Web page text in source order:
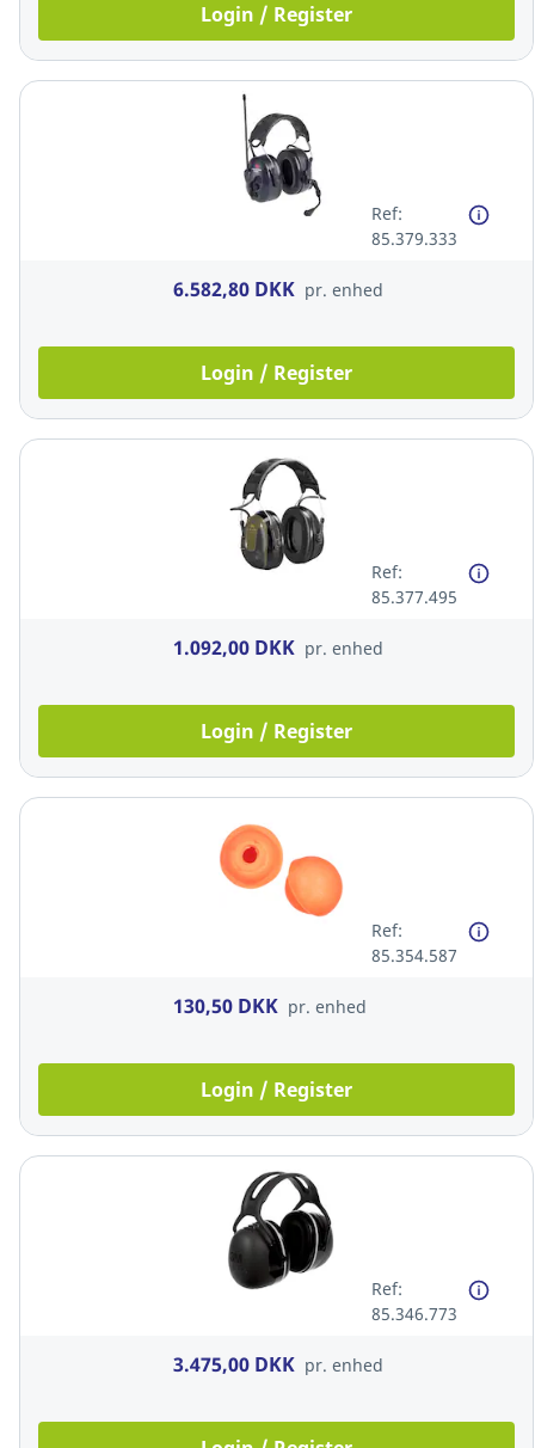
Login / Register
Ref:
85.379.333
6.582,80 DKK pr. enhed
Login / Register
Ref:
85.377.495
1.092,00 DKK pr. enhed
Login / Register
Ref:
85.354.587
130,50 DKK pr. enhed
Login / Register
Ref:
85.346.773
3.475,00 DKK pr. enhed